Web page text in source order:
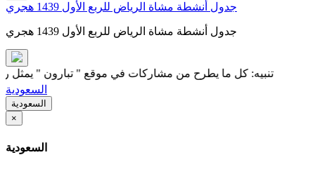
جدول أنشطة مشاة الرياض للربع الأول 1439 هجري
جدول أنشطة مشاة الرياض للربع الأول 1439 هجري
تنبيه: كل ما يطرح من مشاركات في موقع " تبارون " يمثل رأي
السعودية
السعودية
×
السعودية